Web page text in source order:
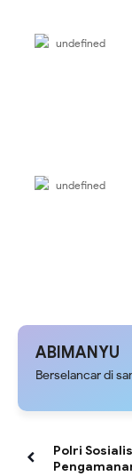
undefined
undefined
ABIMANYU
Berselancar di
Polri